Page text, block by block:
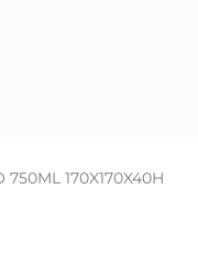
170X170X40H